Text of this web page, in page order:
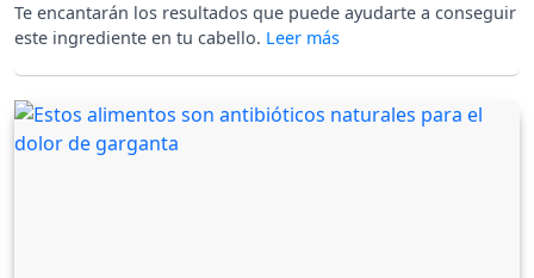
Te encantarán los resultados que puede ayudarte a conseguir
este ingrediente en tu cabello.